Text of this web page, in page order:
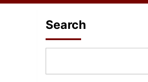
Search